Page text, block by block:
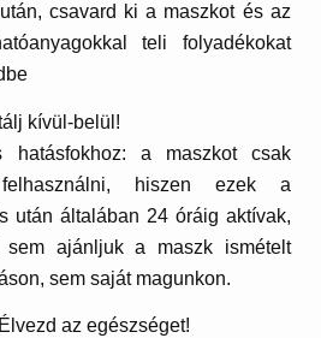
csavard ki a maszkot és az
teli folyadékokat
kívül-belül!
a maszkot csak
hiszen ezek a
után általában 24 óráig aktívak,
ajánljuk a maszk ismételt
sem saját magunkon.
az egészséget!